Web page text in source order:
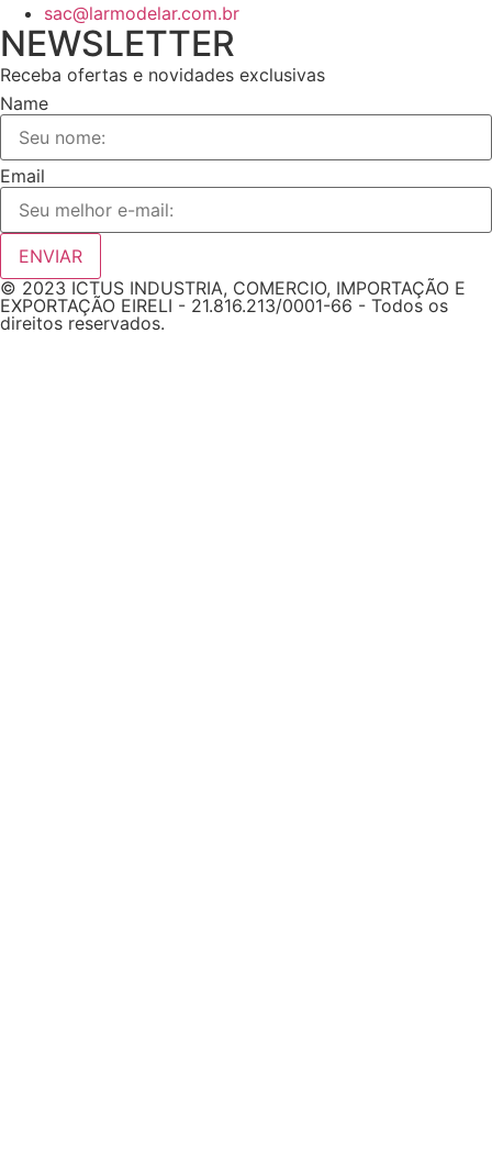
sac@larmodelar.com.br
NEWSLETTER
Receba ofertas e novidades exclusivas
Name
Email
ENVIAR
© 2023 ICTUS INDUSTRIA, COMERCIO, IMPORTAÇÃO E
EXPORTAÇÃO EIRELI - 21.816.213/0001-66 - Todos os
direitos reservados.